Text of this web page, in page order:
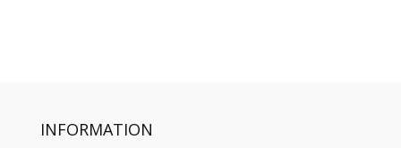
INFORMATION